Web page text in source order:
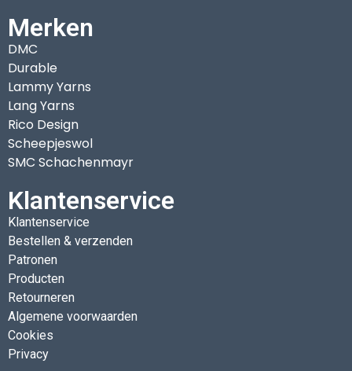
Merken
DMC
Durable
Lammy Yarns
Lang Yarns
Rico Design
Scheepjeswol
SMC Schachenmayr
Klantenservice
Klantenservice
Bestellen & verzenden
Patronen
Producten
Retourneren
Algemene voorwaarden
Cookies
Privacy